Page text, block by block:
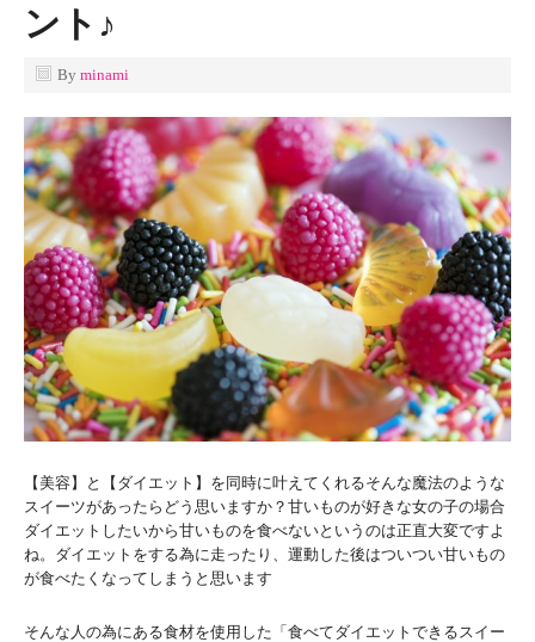
ント♪
By minami
【美容】と【ダイエット】を同時に叶えてくれるそんな魔法のような
スイーツがあったらどう思いますか？甘いものが好きな女の子の場合
ダイエットしたいから甘いものを食べないというのは正直大変ですよ
ね。ダイエットをする為に走ったり、運動した後はついつい甘いもの
が食べたくなってしまうと思います
そんな人の為にある食材を使用した「食べてダイエットできるスイー